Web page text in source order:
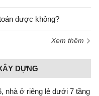
được không?
Xem thêm
DỰNG
nhà ở riêng lẻ dưới 7 tầng